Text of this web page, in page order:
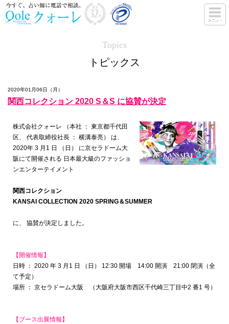
Topics
トピックス
2020年01月06日（月）
関西コレクション 2020 S＆S に協賛が決定
株式会社クォーレ （本社 ： 東京都千代田
区、 代表取締役社長 ： 横溝泰亮） は、
2020年 3 月1 日 （日） に京セラドーム大
阪にて開催される 日本最大級のファッショ
ンエンターテイメント
関西コレクション
KANSAI COLLECTION 2020 SPRING＆SUMMER
に、 協賛が決定しました。
【開催情報】
日時 ： 2020 年 3 月1 日 （日） 12:30 開場 14:00 開演 21:00 閉演（全
て予定）
場所 ： 京セラドーム大阪 （大阪府大阪市西区千代崎三丁目中2 番1 号）
【ブース出展情報】